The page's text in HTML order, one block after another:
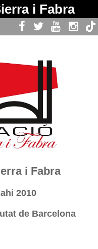
i Candi 80, Barcelona
i Fabra
2010
de Barcelona
i Fabra